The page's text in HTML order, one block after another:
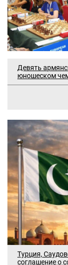
Девять
юношеском
Турция,
соглашение о
В